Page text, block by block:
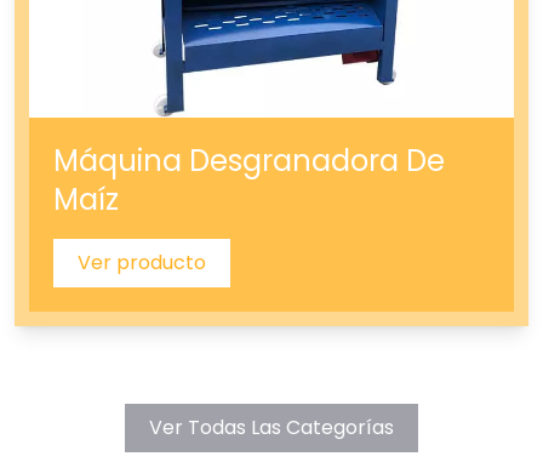
Máquina Desgranadora De
Maíz
Ver producto
Ver Todas Las Categorías